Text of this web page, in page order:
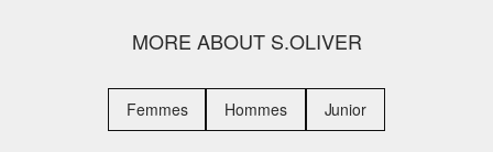
MORE ABOUT S.OLIVER
Femmes Hommes Junior